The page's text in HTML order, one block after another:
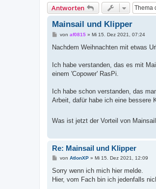
Antworten
Mainsail und Klipper
B
i
a
von af0815» Mi 15. Dez 2021, 07:24
Nachdem Weihnachten mit etwas
Ich habe verstanden, das es mit
einem 'Copower' RasPi.
Ich habe schon verstanden, das
Arbeit, dafür habe ich eine bessere
Was ist jetzt der Vorteil von
Re: Mainsail und Klipper
B
i
r
von AtlonXP» Mi 15. Dez 2021, 12:09
Sorry wenn ich mich hier melde.
Hier, vom Fach bin ich jedenfalls